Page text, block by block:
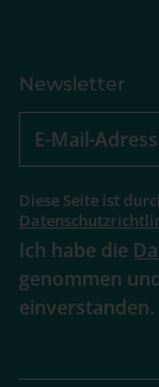
Newsletter
Diese Seite ist
Ich habe die
genommen
einverstanden.